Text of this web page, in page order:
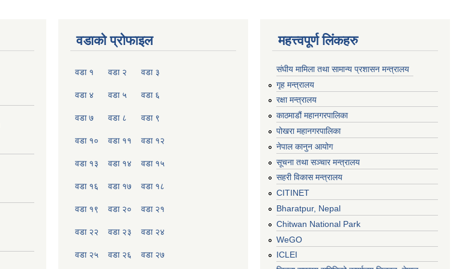
वडाको प्रोफाइल
वडा १ वडा २ वडा ३
वडा ४ वडा ५ वडा ६
वडा ७ वडा ८ वडा ९
वडा १० वडा ११ वडा १२
वडा १३ वडा १४ वडा १५
वडा १६ वडा १७ वडा १८
वडा १९ वडा २० वडा २१
वडा २२ वडा २३ वडा २४
वडा २५ वडा २६ वडा २७
महत्त्वपूर्ण लिंकहरु
संघीय मामिला तथा सामान्य प्रशासन मन्त्रालय
गृह मन्त्रालय
रक्षा मन्त्रालय
काठमाडौं महानगरपालिका
पोखरा महानगरपालिका
नेपाल कानुन आयोग
सूचना तथा सञ्चार मन्त्रालय
सहरी विकास मन्त्रालय
CITINET
Bharatpur, Nepal
Chitwan National Park
WeGO
ICLEI